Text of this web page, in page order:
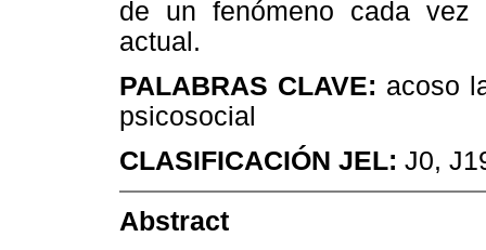
de un fenómeno cada
actual.
PALABRAS CLAVE: acoso
psicosocial
CLASIFICACIÓN JEL: J0,
Abstract